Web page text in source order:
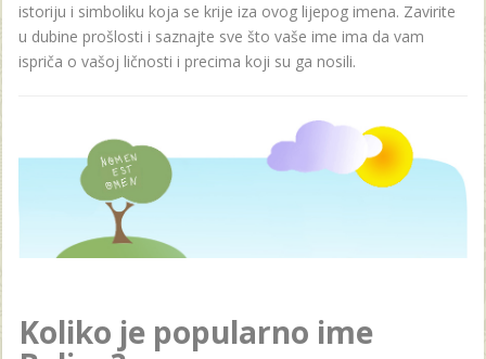
istoriju i simboliku koja se krije iza ovog lijepog imena. Zavirite
u dubine prošlosti i saznajte sve što vaše ime ima da vam
ispriča o vašoj ličnosti i precima koji su ga nosili.
Koliko je popularno ime